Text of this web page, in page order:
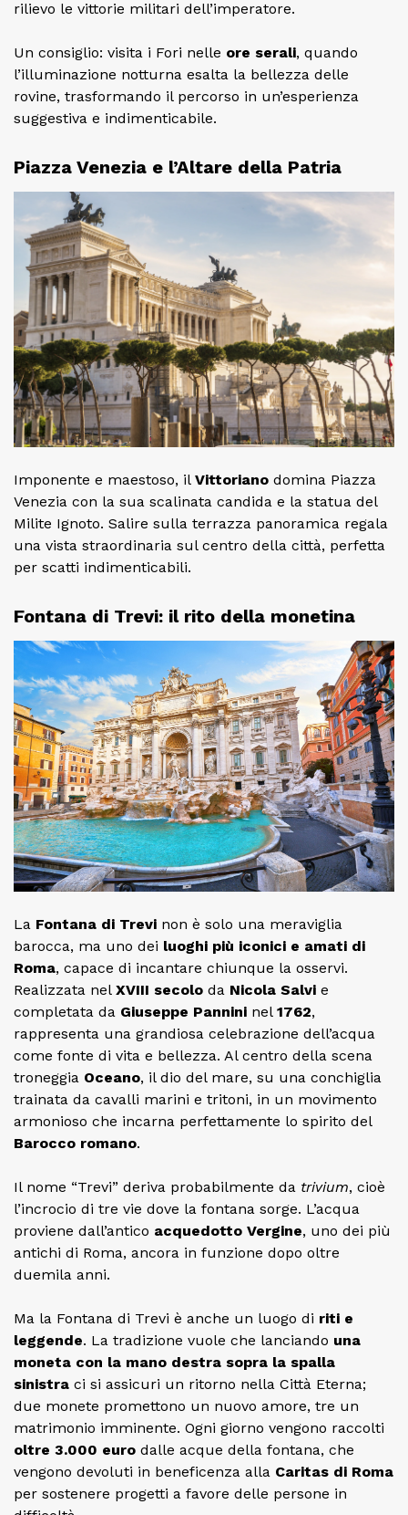
rilievo le vittorie militari dell’imperatore.
Un consiglio: visita i Fori nelle ore serali, quando
l’illuminazione notturna esalta la bellezza delle
rovine, trasformando il percorso in un’esperienza
suggestiva e indimenticabile.
Piazza Venezia e l’Altare della Patria
Imponente e maestoso, il Vittoriano domina Piazza
Venezia con la sua scalinata candida e la statua del
Milite Ignoto. Salire sulla terrazza panoramica regala
una vista straordinaria sul centro della città, perfetta
per scatti indimenticabili.
Fontana di Trevi: il rito della monetina
La Fontana di Trevi non è solo una meraviglia
barocca, ma uno dei luoghi più iconici e amati di
Roma, capace di incantare chiunque la osservi.
Realizzata nel XVIII secolo da Nicola Salvi e
completata da Giuseppe Pannini nel 1762,
rappresenta una grandiosa celebrazione dell’acqua
come fonte di vita e bellezza. Al centro della scena
troneggia Oceano, il dio del mare, su una conchiglia
trainata da cavalli marini e tritoni, in un movimento
armonioso che incarna perfettamente lo spirito del
Barocco romano.
Il nome “Trevi” deriva probabilmente da trivium, cioè
l’incrocio di tre vie dove la fontana sorge. L’acqua
proviene dall’antico acquedotto Vergine, uno dei più
antichi di Roma, ancora in funzione dopo oltre
duemila anni.
Ma la Fontana di Trevi è anche un luogo di riti e
leggende. La tradizione vuole che lanciando una
moneta con la mano destra sopra la spalla
sinistra ci si assicuri un ritorno nella Città Eterna;
due monete promettono un nuovo amore, tre un
matrimonio imminente. Ogni giorno vengono raccolti
oltre 3.000 euro dalle acque della fontana, che
vengono devoluti in beneficenza alla Caritas di Roma
per sostenere progetti a favore delle persone in